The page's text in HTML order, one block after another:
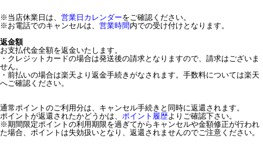
※当店休業日は、 営業日カレンダーをご確認ください。
※お電話でのキャンセルは、 営業時間 内での受け付けとなります。
返金額
お支払代金全額を返金いたします。
・クレジットカードの場合は発送後の請求となりますので、請求はございま
せん。
・前払いの場合は楽天より返金手続きがなされます。手数料については楽天
へご確認ください。
通常ポイントのご利用分は、キャンセル手続きと同時に返還されます。
ポイントが返還されたかどうかは、 ポイント履歴よりご確認下さい。
※期間限定ポイントの利用期限を過ぎてからキャンセルや金額修正が行われ
た場合、ポイントは失効扱いとなり、返還されませんのでご注意ください。